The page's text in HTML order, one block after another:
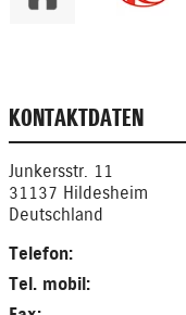
KONTAKTDATEN
Junkersstr. 11
31137 Hildesheim
Deutschland
Telefon:
Tel. mobil: